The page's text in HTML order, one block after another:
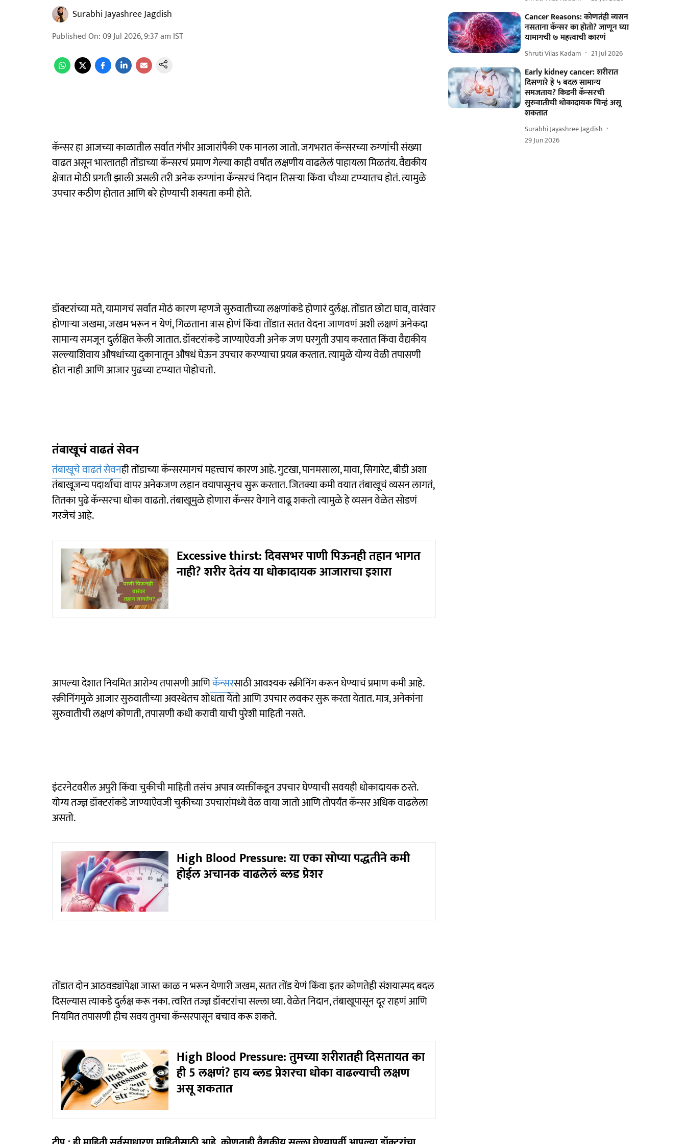
Surabhi Jayashree Jagdish
Published On:09 Jul 2026, 9:37 am IST
कॅन्सर हा आजच्या काळातील सर्वात गंभीर आजारांपैकी एक मानला जातो. जगभरात कॅन्सरच्या रुग्णांची संख्या
वाढत असून भारतातही तोंडाच्या कॅन्सरचं प्रमाण गेल्या काही वर्षांत लक्षणीय वाढलेलं पाहायला मिळतंय. वैद्यकीय
क्षेत्रात मोठी प्रगती झाली असली तरी अनेक रुग्णांना कॅन्सरचं निदान तिसऱ्या किंवा चौथ्या टप्प्यातच होतं. त्यामुळे
उपचार कठीण होतात आणि बरे होण्याची शक्यता कमी होते.
डॉक्टरांच्या मते, यामागचं सर्वात मोठं कारण म्हणजे सुरुवातीच्या लक्षणांकडे होणारं दुर्लक्ष. तोंडात छोटा घाव, वारंवार
होणाऱ्या जखमा, जखम भरून न येणं, गिळताना त्रास होणं किंवा तोंडात सतत वेदना जाणवणं अशी लक्षणं अनेकदा
सामान्य समजून दुर्लक्षित केली जातात. डॉक्टरांकडे जाण्याऐवजी अनेक जण घरगुती उपाय करतात किंवा वैद्यकीय
सल्ल्याशिवाय औषधांच्या दुकानातून औषधं घेऊन उपचार करण्याचा प्रयत्न करतात. त्यामुळे योग्य वेळी तपासणी
होत नाही आणि आजार पुढच्या टप्प्यात पोहोचतो.
तंबाखूचं वाढतं सेवन
तंबाखूचे वाढतं सेवनही तोंडाच्या कॅन्सरमागचं महत्त्वाचं कारण आहे. गुटखा, पानमसाला, मावा, सिगारेट, बीडी अशा
तंबाखूजन्य पदार्थांचा वापर अनेकजण लहान वयापासूनच सुरू करतात. जितक्या कमी वयात तंबाखूचं व्यसन लागतं,
तितका पुढे कॅन्सरचा धोका वाढतो. तंबाखूमुळे होणारा कॅन्सर वेगाने वाढू शकतो त्यामुळे हे व्यसन वेळेत सोडणं
गरजेचं आहे.
Excessive thirst: दिवसभर पाणी पिऊनही तहान भागत
नाही? शरीर देतंय या धोकादायक आजाराचा इशारा
आपल्या देशात नियमित आरोग्य तपासणी आणिकॅन्सरसाठी आवश्यक स्क्रीनिंग करून घेण्याचं प्रमाण कमी आहे.
स्क्रीनिंगमुळे आजार सुरुवातीच्या अवस्थेतच शोधता येतो आणि उपचार लवकर सुरू करता येतात. मात्र, अनेकांना
सुरुवातीची लक्षणं कोणती, तपासणी कधी करावी याची पुरेशी माहिती नसते.
इंटरनेटवरील अपुरी किंवा चुकीची माहिती तसंच अपात्र व्यक्तींकडून उपचार घेण्याची सवयही धोकादायक ठरते.
योग्य तज्ज्ञ डॉक्टरांकडे जाण्याऐवजी चुकीच्या उपचारांमध्ये वेळ वाया जातो आणि तोपर्यंत कॅन्सर अधिक वाढलेला
असतो.
High Blood Pressure: या एका सोप्या पद्धतीने कमी
होईल अचानक वाढलेलं ब्लड प्रेशर
तोंडात दोन आठवड्यांपेक्षा जास्त काळ न भरून येणारी जखम, सतत तोंड येणं किंवा इतर कोणतेही संशयास्पद बदल
दिसल्यास त्याकडे दुर्लक्ष करू नका. त्वरित तज्ज्ञ डॉक्टरांचा सल्ला घ्या. वेळेत निदान, तंबाखूपासून दूर राहणं आणि
नियमित तपासणी हीच सवय तुमचा कॅन्सरपासून बचाव करू शकते.
High Blood Pressure: तुमच्या शरीरातही दिसतायत का
ही 5 लक्षणं? हाय ब्लड प्रेशरचा धोका वाढल्याची लक्षण
असू शकतात
Cancer Reasons: कोणतंही व्यसन
नसताना कॅन्सर का होतो? जाणून घ्या
यामागची ७ महत्त्वाची कारणं
Shruti Vilas Kadam 21 Jul 2026
Early kidney cancer: शरीरात
दिसणारे हे ५ बदल सामान्य
समजताय? किडनी कॅन्सरची
सुरुवातीची धोकादायक चिन्हं असू
शकतात
Surabhi Jayashree Jagdish
29 Jun 2026